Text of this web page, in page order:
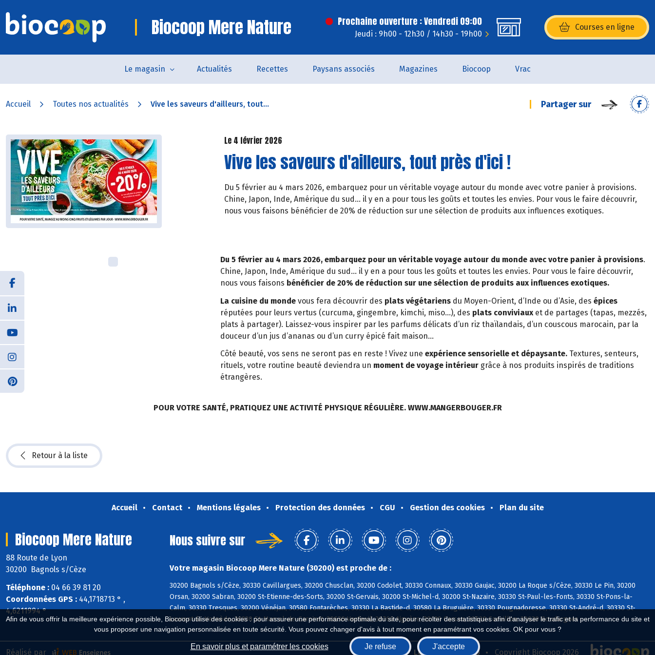
Afin de vous offrir la meilleure expérience possible, Biocoop utilise des cookies : pour assurer une performance optimale du site, pour récolter des statistiques afin d'analyser le trafic et la performance du site et
vous proposer une navigation personnalisée en toute sécurité. Vous pouvez changer d'avis à tout moment en paramétrant vos cookies. OK pour vous ?
En savoir plus et paramétrer les cookies Je refuse J'accepte
Biocoop Mere Nature Prochaine ouverture : Vendredi 09:00
Jeudi : 9h00 - 12h30 / 14h30 - 19h00
Courses en ligne
(s’ouvre dans une nouvelle
Le magasin Actualités Recettes Paysans associés Magazines Biocoop Vrac
Accueil Toutes nos actualités Vive les saveurs d'ailleurs, tout... Partager sur
Le 4 février 2026
Vive les saveurs d'ailleurs, tout près d'ici !
Du 5 février au 4 mars 2026, embarquez pour un véritable voyage autour du monde avec votre panier à provisions.
Chine, Japon, Inde, Amérique du sud… il y en a pour tous les goûts et toutes les envies. Pour vous le faire découvrir,
nous vous faisons bénéficier de 20% de réduction sur une sélection de produits aux influences exotiques.
Du 5 février au 4 mars 2026, embarquez pour un véritable voyage autour du monde avec votre panier à provisions.
Chine, Japon, Inde, Amérique du sud… il y en a pour tous les goûts et toutes les envies. Pour vous le faire découvrir,
nous vous faisons bénéficier de 20% de réduction sur une sélection de produits aux influences exotiques.
La cuisine du mondevous fera découvrir des plats végétariensdu Moyen-Orient, d’Inde ou d’Asie, des épices
réputées pour leurs vertus (curcuma, gingembre, kimchi, miso…), des plats conviviauxet de partages (tapas, mezzés,
plats à partager). Laissez-vous inspirer par les parfums délicats d’un riz thaïlandais, d’un couscous marocain, par la
douceur d’un jus d’ananas ou d’un curry épicé fait maison…
Côté beauté, vos sens ne seront pas en reste ! Vivez une expérience sensorielle et dépaysante. Textures, senteurs,
rituels, votre routine beauté deviendra un moment de voyage intérieurgrâce à nos produits inspirés de traditions
étrangères.
POUR VOTRE SANTÉ, PRATIQUEZ UNE ACTIVITÉ PHYSIQUE RÉGULIÈRE. WWW.MANGERBOUGER.FR
Retour à la liste
Accueil Contact Mentions légales Protection des données CGU Gestion des cookies Plan du site
Biocoop Mere Nature
88 Route de Lyon
30200 Bagnols s/Cèze
Téléphone : 04 66 39 81 20
Coordonnées GPS : 44,1718713 ° ,
4,6211994 °
Nous suivre sur
Votre magasin Biocoop Mere Nature (30200) est proche de :
30200 Bagnols s/Cèze, 30330 Cavillargues, 30200 Chusclan, 30200 Codolet, 30330 Connaux, 30330 Gaujac, 30200 La Roque s/Cèze, 30330 Le Pin, 30200
Orsan, 30200 Sabran, 30200 St-Etienne-des-Sorts, 30200 St-Gervais, 30200 St-Michel-d, 30200 St-Nazaire, 30330 St-Paul-les-Fonts, 30330 St-Pons-la-
Calm, 30330 Tresques, 30200 Vénéjan, 30580 Fontarèches, 30330 La Bastide-d, 30580 La Bruguière, 30330 Pougnadoresse, 30330 St-André-d, 30330 St-
Laurent-la-Vernède, 30330 St-Marcel-de-Careiret, 30630 Verfeuil, 30760 Aiguèze, 30130 Carsan, 30630 Cornillon, 30630 Goudargues
Le réseau Biocoop Copyright Biocoop 2026
Réalisé par